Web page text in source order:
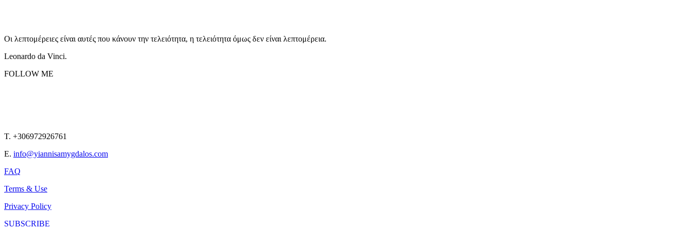
Οι λεπτομέρειες είναι αυτές που κάνουν την τελειότητα, η τελειότητα όμως δεν είναι λεπτομέρεια.
Leonardo da Vinci.
FOLLOW ME
T. +306972926761
E. info@yiannisamygdalos.com
FAQ
Terms & Use
Privacy Policy
SUBSCRIBE